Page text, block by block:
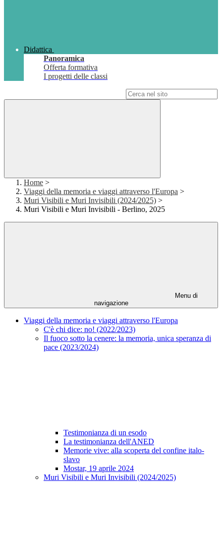
Didattica
Panoramica
Offerta formativa
I progetti delle classi
Home >
Viaggi della memoria e viaggi attraverso l'Europa >
Muri Visibili e Muri Invisibili (2024/2025) >
Muri Visibili e Muri Invisibili - Berlino, 2025
Menu di
navigazione
Viaggi della memoria e viaggi attraverso l'Europa
C'è chi dice: no! (2022/2023)
Il fuoco sotto la cenere: la memoria, unica speranza di
pace (2023/2024)
Testimonianza di un esodo
La testimonianza dell'ANED
Memorie vive: alla scoperta del confine italo-
slavo
Mostar, 19 aprile 2024
Muri Visibili e Muri Invisibili (2024/2025)